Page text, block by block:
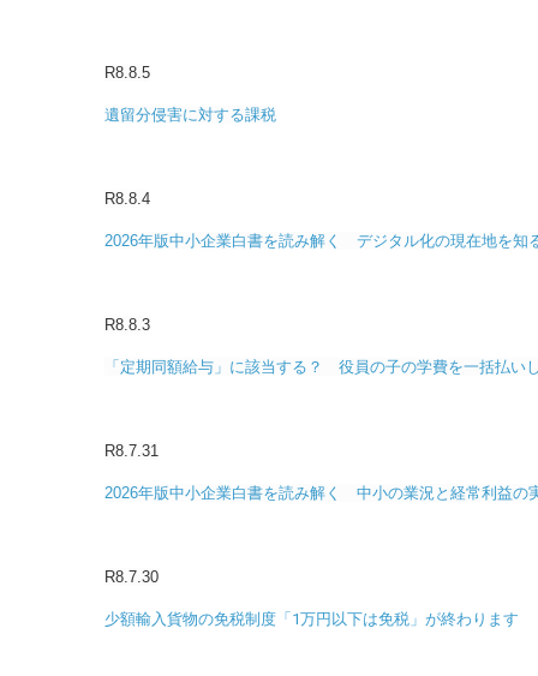
R8.8.5
遺留分侵害に対する課税
R8.8.4
2026年版中小企業白書を読み解く デジタル化の現在地を知
R8.8.3
「定期同額給与」に該当する？ 役員の子の学費を一括払い
R8.7.31
2026年版中小企業白書を読み解く 中小の業況と経常利益の
R8.7.30
少額輸入貨物の免税制度「1万円以下は免税」が終わります